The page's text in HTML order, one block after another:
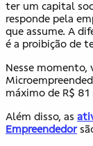
ter um capital
responde pela
que assume. A
é a proibição de
Nesse momento,
máximo de R$ 81
Além disso, as
Empreendedor